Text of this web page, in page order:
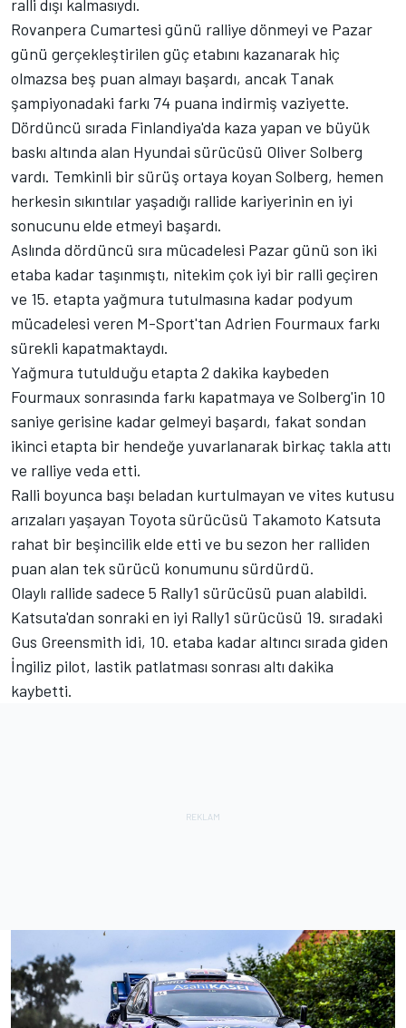
ralli dışı kalmasıydı.
Rovanpera Cumartesi günü ralliye dönmeyi ve Pazar
günü gerçekleştirilen güç etabını kazanarak hiç
olmazsa beş puan almayı başardı, ancak Tanak
şampiyonadaki farkı 74 puana indirmiş vaziyette.
Dördüncü sırada Finlandiya'da kaza yapan ve büyük
baskı altında alan Hyundai sürücüsü Oliver Solberg
vardı. Temkinli bir sürüş ortaya koyan Solberg, hemen
herkesin sıkıntılar yaşadığı rallide kariyerinin en iyi
sonucunu elde etmeyi başardı.
Aslında dördüncü sıra mücadelesi Pazar günü son iki
etaba kadar taşınmıştı, nitekim çok iyi bir ralli geçiren
ve 15. etapta yağmura tutulmasına kadar podyum
mücadelesi veren M-Sport'tan Adrien Fourmaux farkı
sürekli kapatmaktaydı.
Yağmura tutulduğu etapta 2 dakika kaybeden
Fourmaux sonrasında farkı kapatmaya ve Solberg'in 10
saniye gerisine kadar gelmeyi başardı, fakat sondan
ikinci etapta bir hendeğe yuvarlanarak birkaç takla attı
ve ralliye veda etti.
Ralli boyunca başı beladan kurtulmayan ve vites kutusu
arızaları yaşayan Toyota sürücüsü Takamoto Katsuta
rahat bir beşincilik elde etti ve bu sezon her ralliden
puan alan tek sürücü konumunu sürdürdü.
Olaylı rallide sadece 5 Rally1 sürücüsü puan alabildi.
Katsuta'dan sonraki en iyi Rally1 sürücüsü 19. sıradaki
Gus Greensmith idi, 10. etaba kadar altıncı sırada giden
İngiliz pilot, lastik patlatması sonrası altı dakika
kaybetti.